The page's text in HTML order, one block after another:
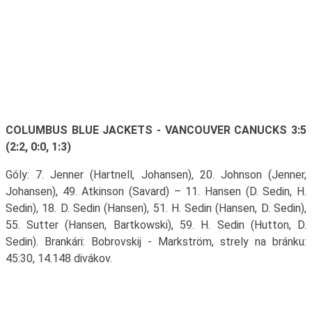
COLUMBUS BLUE JACKETS - VANCOUVER CANUCKS 3:5
(2:2, 0:0, 1:3)
Góly: 7. Jenner (Hartnell, Johansen), 20. Johnson (Jenner,
Johansen), 49. Atkinson (Savard) – 11. Hansen (D. Sedin, H.
Sedin), 18. D. Sedin (Hansen), 51. H. Sedin (Hansen, D. Sedin),
55. Sutter (Hansen, Bartkowski), 59. H. Sedin (Hutton, D.
Sedin). Brankári: Bobrovskij - Markström, strely na bránku:
45:30, 14.148 divákov.